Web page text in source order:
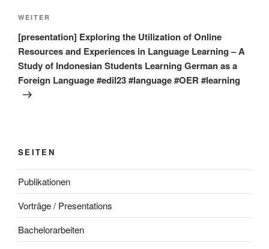
Nächster
Beitrag
WEITER
[presentation] Exploring the Utilization of Online
Resources and Experiences in Language Learning – A
Study of Indonesian Students Learning German as a
Foreign Language #edil23 #language #OER #learning
SEITEN
Publikationen
Vorträge / Presentations
Bachelorarbeiten